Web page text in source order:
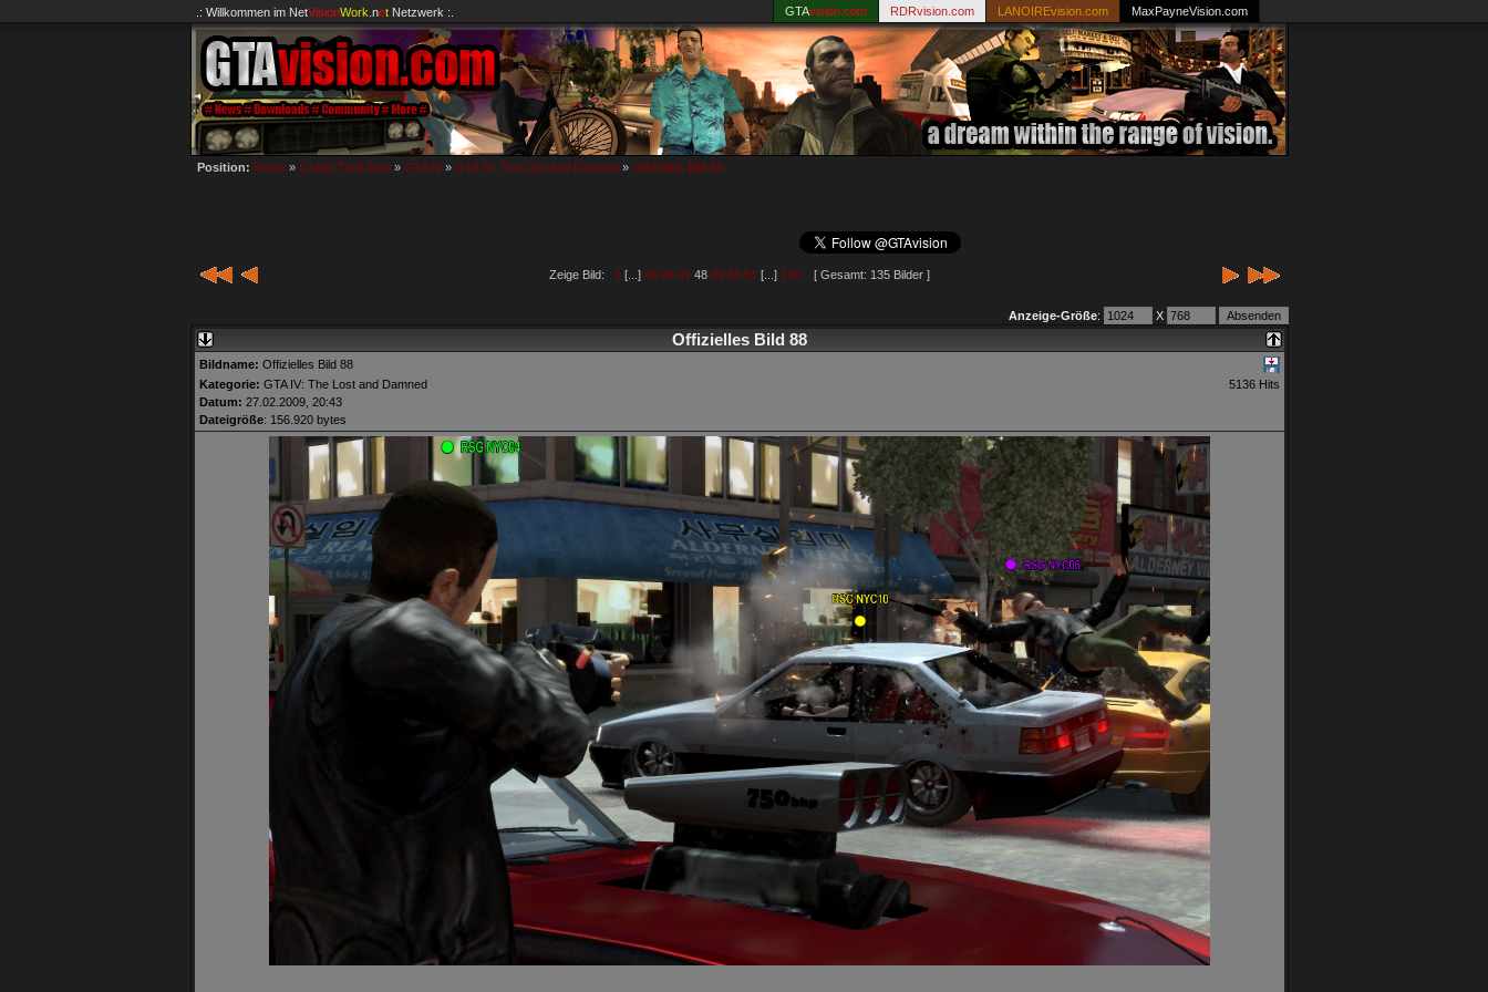
.: Willkommen im NetVisionWork .net Netzwerk :. GTAvision.com RDRvision.com LANOIREvision.com MaxPayneVision.com
Position: Home » Grand Theft Auto » GTA IV » GTA IV: The Lost and Damned » Offizielles Bild 88
Zeige Bild: 1 [...] 45 46 47 48 49 50 51 [...] 135 [ Gesamt: 135 Bilder ]
Anzeige-Größe: X
Offizielles Bild 88
Bildname: Offizielles Bild 88
Kategorie: GTA IV: The Lost and Damned
5136 Hits
Datum: 27.02.2009, 20:43
Dateigröße: 156.920 bytes